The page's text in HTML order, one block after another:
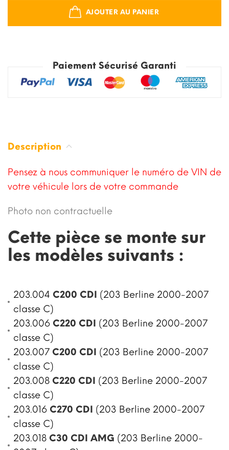
AJOUTER AU PANIER
Paiement Sécurisé Garanti
Description
Pensez à nous communiquer le numéro de VIN de
votre véhicule lors de votre commande
Photo non contractuelle
Cette pièce se monte sur
les modèles suivants :
203.004 C200 CDI (203 Berline 2000-2007
classe C)
203.006 C220 CDI (203 Berline 2000-2007
classe C)
203.007 C200 CDI (203 Berline 2000-2007
classe C)
203.008 C220 CDI (203 Berline 2000-2007
classe C)
203.016 C270 CDI (203 Berline 2000-2007
classe C)
203.018 C30 CDI AMG (203 Berline 2000-